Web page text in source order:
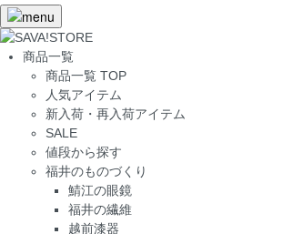
商品一覧
商品一覧 TOP
人気アイテム
新入荷・再入荷アイテム
SALE
値段から探す
福井のものづくり
鯖江の眼鏡
福井の繊維
越前漆器